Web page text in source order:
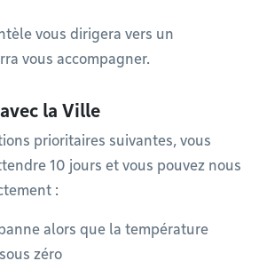
vous dirigera vers un
vous accompagner.
la Ville
prioritaires suivantes, vous
10 jours et vous pouvez nous
:
alors que la température
zéro